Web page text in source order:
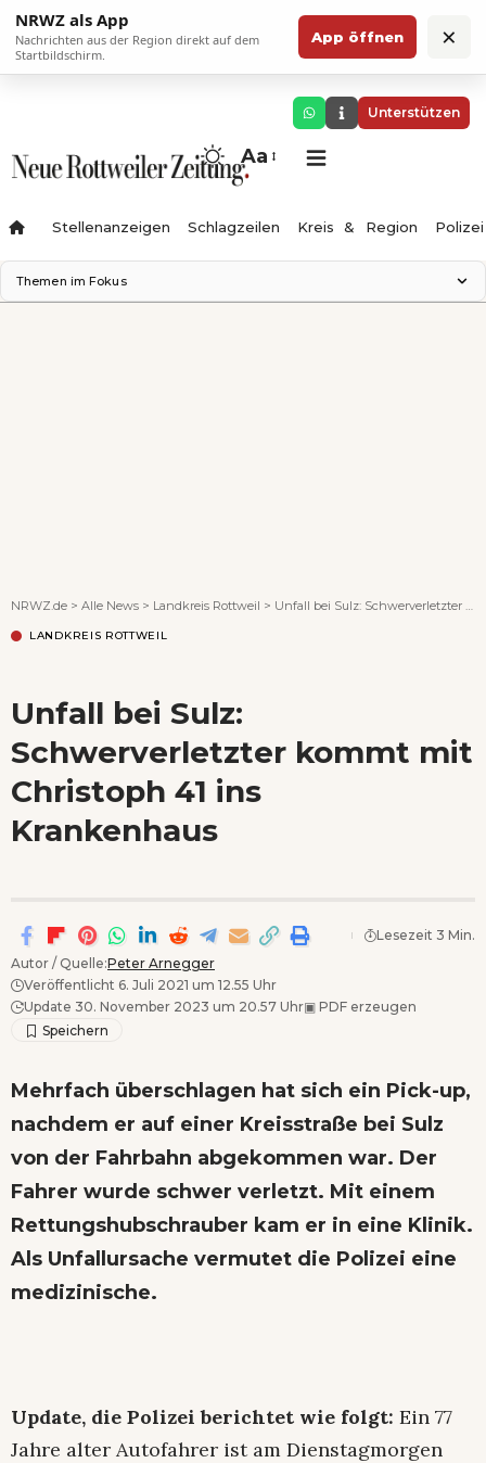
NRWZ als App
Nachrichten aus der Region direkt auf dem
Startbildschirm.
App öffnen ×
Unterstützen
Aa
Stellenanzeigen Schlagzeilen Kreis & Region Polizei
Themen im Fokus
NRWZ.de > Alle News > Landkreis Rottweil > Unfall bei Sulz: Schwerverletzter kommt mit Christoph 41 ins Krankenhaus
LANDKREIS ROTTWEIL
Unfall bei Sulz:
Schwerverletzter kommt mit
Christoph 41 ins
Krankenhaus
Autor / Quelle:Peter Arnegger
Veröffentlicht 6. Juli 2021 um 12.55 Uhr
Update 30. November 2023 um 20.57 Uhr▣ PDF erzeugen
Lesezeit 3 Min.
Mehrfach überschlagen hat sich ein Pick-up,
nachdem er auf einer Kreisstraße bei Sulz
von der Fahrbahn abgekommen war. Der
Fahrer wurde schwer verletzt. Mit einem
Rettungshubschrauber kam er in eine Klinik.
Als Unfallursache vermutet die Polizei eine
medizinische.
Update, die Polizei berichtet wie folgt: Ein 77
Jahre alter Autofahrer ist am Dienstagmorgen